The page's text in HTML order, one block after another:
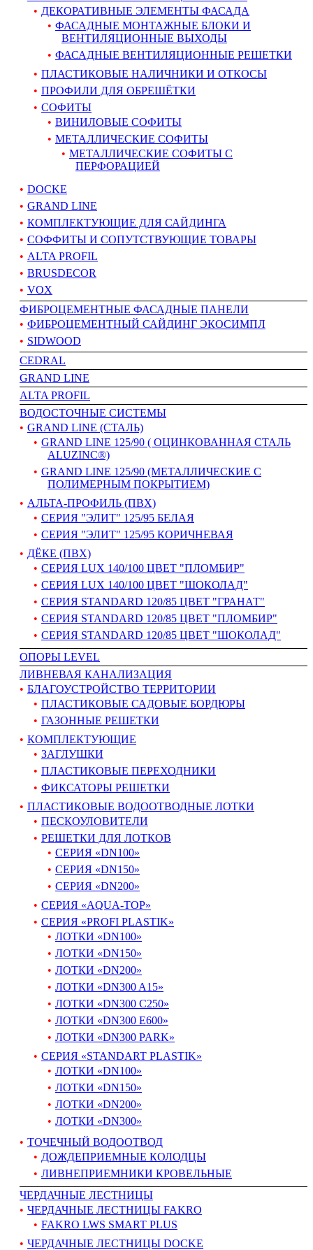
ДЕКОРАТИВНЫЕ ЭЛЕМЕНТЫ ФАСАДА
ФАСАДНЫЕ МОНТАЖНЫЕ БЛОКИ И
ВЕНТИЛЯЦИОННЫЕ ВЫХОДЫ
ФАСАДНЫЕ ВЕНТИЛЯЦИОННЫЕ РЕШЕТКИ
ПЛАСТИКОВЫЕ НАЛИЧНИКИ И ОТКОСЫ
ПРОФИЛИ ДЛЯ ОБРЕШЁТКИ
СОФИТЫ
ВИНИЛОВЫЕ СОФИТЫ
МЕТАЛЛИЧЕСКИЕ СОФИТЫ
МЕТАЛЛИЧЕСКИЕ СОФИТЫ С
ПЕРФОРАЦИЕЙ
DOCKE
GRAND LINE
КОМПЛЕКТУЮЩИЕ ДЛЯ САЙДИНГА
СОФФИТЫ И СОПУТСТВУЮЩИЕ ТОВАРЫ
ALTA PROFIL
BRUSDECOR
VOX
ФИБРОЦЕМЕНТНЫЕ ФАСАДНЫЕ ПАНЕЛИ
ФИБРОЦЕМЕНТНЫЙ САЙДИНГ ЭКОСИМПЛ
SIDWOOD
CEDRAL
GRAND LINE
АLTA PROFIL
ВОДОСТОЧНЫЕ СИСТЕМЫ
GRAND LINE (СТАЛЬ)
GRAND LINE 125/90 ( ОЦИНКОВАННАЯ СТАЛЬ
ALUZINC®)
GRAND LINE 125/90 (МЕТАЛЛИЧЕСКИЕ С
ПОЛИМЕРНЫМ ПОКРЫТИЕМ)
АЛЬТА-ПРОФИЛЬ (ПВХ)
СЕРИЯ "ЭЛИТ" 125/95 БЕЛАЯ
СЕРИЯ "ЭЛИТ" 125/95 КОРИЧНЕВАЯ
ДЁКЕ (ПВХ)
СЕРИЯ LUX 140/100 ЦВЕТ "ПЛОМБИР"
СЕРИЯ LUX 140/100 ЦВЕТ "ШОКОЛАД"
СЕРИЯ STANDARD 120/85 ЦВЕТ "ГРАНАТ"
СЕРИЯ STANDARD 120/85 ЦВЕТ "ПЛОМБИР"
СЕРИЯ STANDARD 120/85 ЦВЕТ "ШОКОЛАД"
ОПОРЫ LEVEL
ЛИВНЕВАЯ КАНАЛИЗАЦИЯ
БЛАГОУСТРОЙСТВО ТЕРРИТОРИИ
ПЛАСТИКОВЫЕ САДОВЫЕ БОРДЮРЫ
ГАЗОННЫЕ РЕШЕТКИ
КОМПЛЕКТУЮЩИЕ
ЗАГЛУШКИ
ПЛАСТИКОВЫЕ ПЕРЕХОДНИКИ
ФИКСАТОРЫ РЕШЕТКИ
ПЛАСТИКОВЫЕ ВОДООТВОДНЫЕ ЛОТКИ
ПЕСКОУЛОВИТЕЛИ
РЕШЕТКИ ДЛЯ ЛОТКОВ
СЕРИЯ «DN100»
СЕРИЯ «DN150»
СЕРИЯ «DN200»
СЕРИЯ «AQUA-TOP»
СЕРИЯ «PROFI PLASTIK»
ЛОТКИ «DN100»
ЛОТКИ «DN150»
ЛОТКИ «DN200»
ЛОТКИ «DN300 A15»
ЛОТКИ «DN300 C250»
ЛОТКИ «DN300 E600»
ЛОТКИ «DN300 PARK»
СЕРИЯ «STANDART PLASTIK»
ЛОТКИ «DN100»
ЛОТКИ «DN150»
ЛОТКИ «DN200»
ЛОТКИ «DN300»
ТОЧЕЧНЫЙ ВОДООТВОД
ДОЖДЕПРИЕМНЫЕ КОЛОДЦЫ
ЛИВНЕПРИЕМНИКИ КРОВЕЛЬНЫЕ
ЧЕРДАЧНЫЕ ЛЕСТНИЦЫ
ЧЕРДАЧНЫЕ ЛЕСТНИЦЫ FAKRO
FAKRO LWS SMART PLUS
ЧЕРДАЧНЫЕ ЛЕСТНИЦЫ DOCKE